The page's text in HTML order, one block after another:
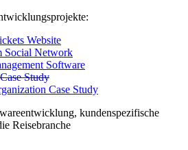
Website
Social Network
Software
Study
Case Study
kundenspezifische
Reisebranche